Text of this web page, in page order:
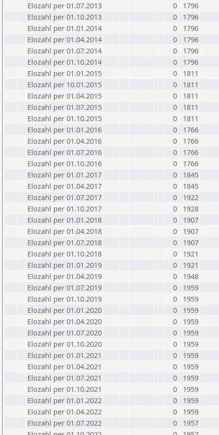
Elozahl per 01.07.2013
0
1796
Elozahl per 01.10.2013
0
1796
Elozahl per 01.01.2014
0
1796
Elozahl per 01.04.2014
0
1796
Elozahl per 01.07.2014
0
1796
Elozahl per 01.10.2014
0
1796
Elozahl per 01.01.2015
0
1811
Elozahl per 10.01.2015
0
1811
Elozahl per 01.04.2015
0
1811
Elozahl per 01.07.2015
0
1811
Elozahl per 01.10.2015
0
1811
Elozahl per 01.01.2016
0
1766
Elozahl per 01.04.2016
0
1766
Elozahl per 01.07.2016
0
1766
Elozahl per 01.10.2016
0
1766
Elozahl per 01.01.2017
0
1845
Elozahl per 01.04.2017
0
1845
Elozahl per 01.07.2017
0
1922
Elozahl per 01.10.2017
0
1928
Elozahl per 01.01.2018
0
1907
Elozahl per 01.04.2018
0
1907
Elozahl per 01.07.2018
0
1907
Elozahl per 01.10.2018
0
1921
Elozahl per 01.01.2019
0
1921
Elozahl per 01.04.2019
0
1948
Elozahl per 01.07.2019
0
1959
Elozahl per 01.10.2019
0
1959
Elozahl per 01.01.2020
0
1959
Elozahl per 01.04.2020
0
1959
Elozahl per 01.07.2020
0
1959
Elozahl per 01.10.2020
0
1959
Elozahl per 01.01.2021
0
1959
Elozahl per 01.04.2021
0
1959
Elozahl per 01.07.2021
0
1959
Elozahl per 01.10.2021
0
1959
Elozahl per 01.01.2022
0
1959
Elozahl per 01.04.2022
0
1959
Elozahl per 01.07.2022
0
1957